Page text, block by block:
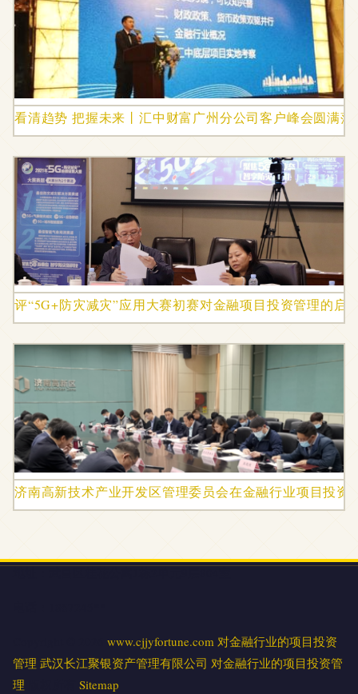
看清趋势 把握未来丨汇中财富广州分公司客户峰会圆满
评“5G+防灾减灾”应用大赛初赛对金融项目投资管理的启
济南高新技术产业开发区管理委员会在金融行业项目投资
www.cjjyfortune.com 对金融行业的项目投资
管理 武汉长江聚银资产管理有限公司 对金融行业的项目投资管
理
Sitemap